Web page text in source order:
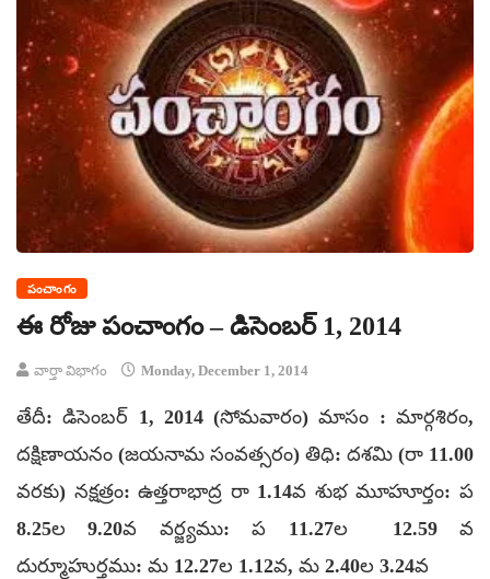
పంచాంగం
ఈ రోజు పంచాంగం – డిసెంబర్ 1, 2014
వార్తా విభాగం Monday, December 1, 2014
తేదీ: డిసెంబర్ 1, 2014 (సోమవారం) మాసం : మార్గశిరం,
దక్షిణాయనం (జయనామ సంవత్సరం) తిధి: దశమి (రా 11.00
వరకు) నక్షత్రం: ఉత్తరాభాద్ర రా 1.14వ శుభ మూహూర్తం: ప
8.25ల 9.20వ వర్జ్యము: ప 11.27ల 12.59 వ
దుర్మూహుర్తము: మ 12.27ల 1.12వ, మ 2.40ల 3.24వ